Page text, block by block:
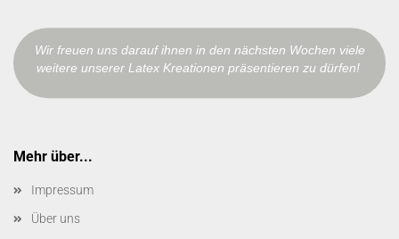
Wir freuen uns darauf ihnen in den nächsten Wochen viele
weitere unserer Latex Kreationen präsentieren zu dürfen!
Mehr über...
Impressum
Über uns